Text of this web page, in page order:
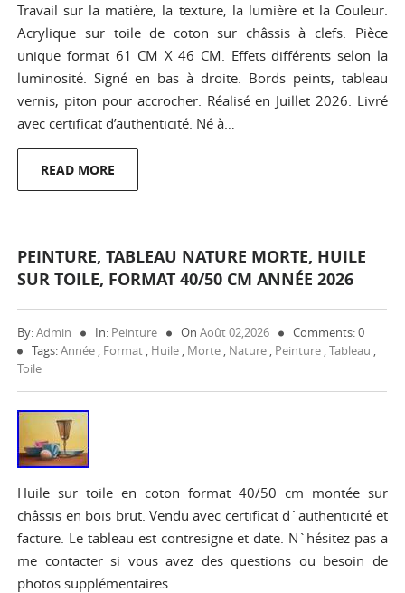
Travail sur la matière, la texture, la lumière et la Couleur.
Acrylique sur toile de coton sur châssis à clefs. Pièce
unique format 61 CM X 46 CM. Effets différents selon la
luminosité. Signé en bas à droite. Bords peints, tableau
vernis, piton pour accrocher. Réalisé en Juillet 2026. Livré
avec certificat d’authenticité. Né à…
READ MORE
PEINTURE, TABLEAU NATURE MORTE, HUILE
SUR TOILE, FORMAT 40/50 CM ANNÉE 2026
By:Admin In: Peinture OnAoût 02,2026
Comments: 0
Tags:Année , Format , Huile , Morte , Nature , Peinture ,Tableau ,
Toile
Huile sur toile en coton format 40/50 cm montée sur
châssis en bois brut. Vendu avec certificat d`authenticité et
facture. Le tableau est contresigne et date. N`hésitez pas a
me contacter si vous avez des questions ou besoin de
photos supplémentaires.